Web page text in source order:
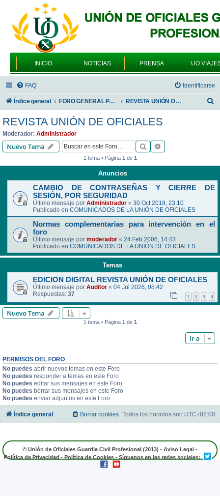
INICIO NOTICIAS PRENSA UO
FAQ Identificarse
Índice general FORO GENERAL PARA TODOS LOS USUARIOS REVISTA UNIÓN DE OFICIALES
r
REVISTA UNIÓN DE OFICIALES
Moderador: Administrador
Nuevo Tema Buscar
1 tema • Página 1de 1
Anuncios
CAMBIO DE CONTRASEÑAS Y CIERRE DE
SESIÓN, POR SEGURIDAD
Último mensaje por Administrador « 30 Oct 2018, 23:10
Publicado en COMUNICADOS DE LA UNIÓN DE OFICIALES
Normas complementarias para intervención en el
foro
Último mensaje por moderador « 24 Feb 2006, 14:43
Publicado en COMUNICADOS DE LA UNIÓN DE OFICIALES
Temas
EDICION DIGITAL REVISTA UNIÓN DE OFICIALES
Último mensaje por Auditor « 04 Jul 2026, 08:42
Respuestas: 37 1 2 3 4
Nuevo Tema
1 tema • Página 1 de 1
Ir a
PERMISOS DEL FORO
No puedes abrir nuevos temas en este Foro
No puedes responder a temas en este Foro
No puedes editar sus mensajes en este Foro
No puedes borrar sus mensajes en este Foro
No puedes enviar adjuntos en este Foro
Índice general Todos los horarios son UTC+02:00
Borrar cookies
© Unión de Oficiales Guardia Civil Profesional (2013) - Aviso Legal -
Política de Privacidad - Política de Cookies - Síguenos en las redes sociales: